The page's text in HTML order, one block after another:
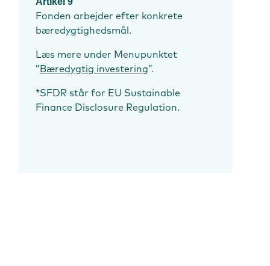
Fonden arbejder efter konkrete
bæredygtighedsmål.
Læs mere under Menupunktet
”Bæredygtig investering”.
*SFDR står for EU Sustainable
Finance Disclosure Regulation.